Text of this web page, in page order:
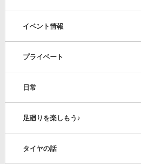
イベント情報
プライベート
日常
足廻りを楽しもう♪
タイヤの話